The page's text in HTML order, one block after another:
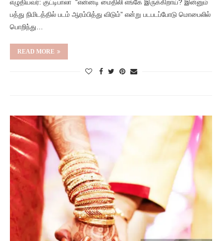
எழுதியவர்: குட்டிபாலா “என்னடி மைதிலி எங்கே இருக்கிறாய்? இன்னும்
பத்து நிமிடத்தில் படம் ஆரம்பித்து விடும்” என்று படபடப்போடு மொபைலில்
பொறிந்து…
READ MORE